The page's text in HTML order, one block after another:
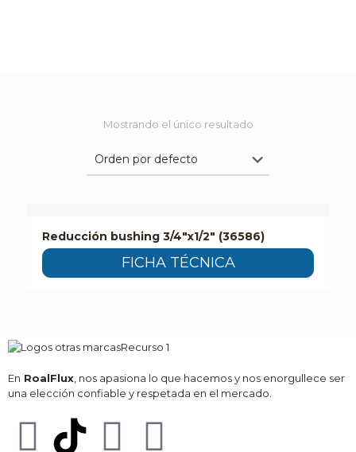
Mostrando el único resultado
Reducción bushing 3/4″x1/2″ (36586)
FICHA TÉCNICA
En RoalFlux , nos apasiona lo que hacemos y nos enorgullece ser
una elección confiable y respetada en el mercado.